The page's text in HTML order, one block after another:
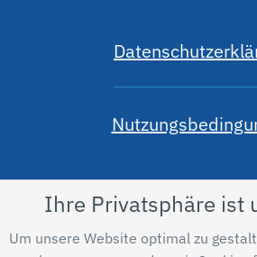
Ihre Privatsphäre ist
Um unsere Website optimal zu